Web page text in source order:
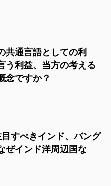
共通言語としての利
う利益、当方の考える
念ですか？
目すべきインド、バング
ぜインド洋周辺国な